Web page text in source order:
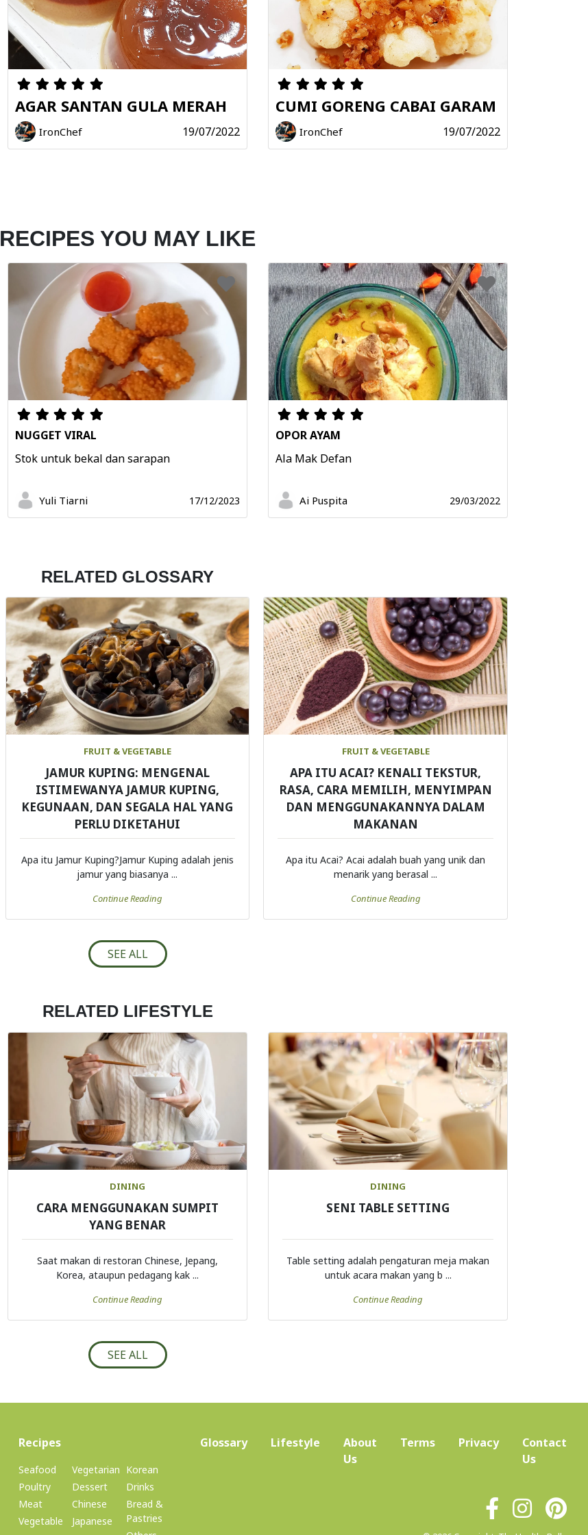
AGAR SANTAN GULA MERAH
IronChef 19/07/2022
CUMI GORENG CABAI GARAM
IronChef 19/07/2022
RECIPES YOU MAY LIKE
NUGGET VIRAL
Stok untuk bekal dan sarapan
Yuli Tiarni 17/12/2023
OPOR AYAM
Ala Mak Defan
Ai Puspita 29/03/2022
RELATED GLOSSARY
FRUIT & VEGETABLE
JAMUR KUPING: MENGENAL
ISTIMEWANYA JAMUR KUPING,
KEGUNAAN, DAN SEGALA HAL YANG
PERLU DIKETAHUI
Apa itu Jamur Kuping?Jamur Kuping adalah jenis
jamur yang biasanya ...
Continue Reading
FRUIT & VEGETABLE
APA ITU ACAI? KENALI TEKSTUR,
RASA, CARA MEMILIH, MENYIMPAN
DAN MENGGUNAKANNYA DALAM
MAKANAN
Apa itu Acai? Acai adalah buah yang unik dan
menarik yang berasal ...
Continue Reading
SEE ALL
RELATED LIFESTYLE
DINING
CARA MENGGUNAKAN SUMPIT
YANG BENAR
Saat makan di restoran Chinese, Jepang,
Korea, ataupun pedagang kak ...
Continue Reading
DINING
SENI TABLE SETTING
Table setting adalah pengaturan meja makan
untuk acara makan yang b ...
Continue Reading
SEE ALL
Recipes(current)
Seafood
Poultry
Meat
Vegetable
Vegetarian
Dessert
Chinese
Japanese
Korean
Drinks
Bread &
Pastries
Glossary Lifestyle
About
Us(current)
Terms Privacy
Contact
Us